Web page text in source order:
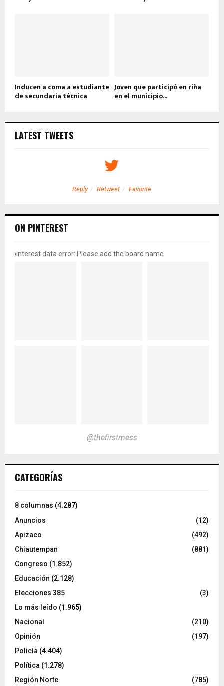
Inducen a coma a estudiante
de secundaria técnica
Joven que participó en riña
en el municipio...
LATEST TWEETS
Reply Retweet Favorite
ON PINTEREST
pinterest data error: Please add the board name
@thefirstmess
CATEGORÍAS
8 columnas (4.287)
Anuncios
(12)
Apizaco
(492)
Chiautempan
(881)
Congreso (1.852)
Educación (2.128)
Elecciones 385
(3)
Lo más leído (1.965)
Nacional
(210)
Opinión
(197)
Policía (4.404)
Política (1.278)
Región Norte
(785)